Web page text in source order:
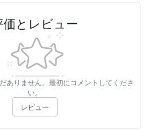
価とレビュー
ありません。最初にコメントしてくださ
い。
レビュー